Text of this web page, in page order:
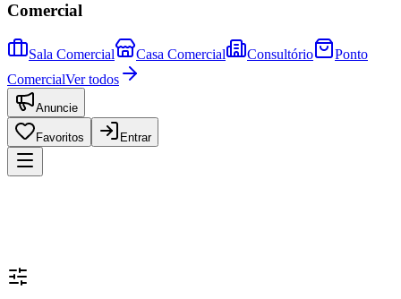
Comercial
Sala Comercial Casa Comercial Consultório
Ponto
ComercialVer todos
Anuncie
Favoritos Entrar